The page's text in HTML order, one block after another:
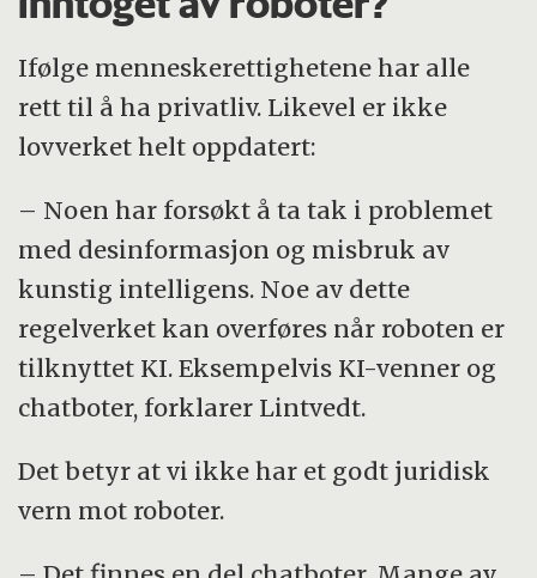
Ifølge menneskerettighetene har alle
rett til å ha privatliv. Likevel er ikke
lovverket helt oppdatert:
– Noen har forsøkt å ta tak i problemet
med desinformasjon og misbruk av
kunstig intelligens. Noe av dette
regelverket kan overføres når roboten er
tilknyttet KI. Eksempelvis KI-venner og
chatboter, forklarer Lintvedt.
Det betyr at vi ikke har et godt juridisk
vern mot roboter.